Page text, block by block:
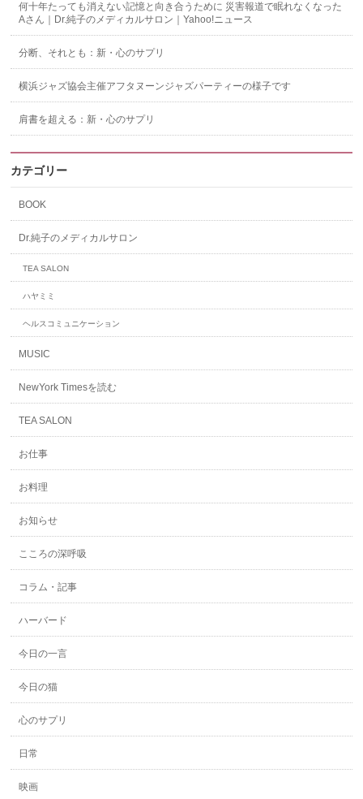
何十年たっても消えない記憶と向き合うために 災害報道で眠れなくなった
Aさん｜Dr.純子のメディカルサロン｜Yahoo!ニュース
分断、それとも：新・心のサプリ
横浜ジャズ協会主催アフタヌーンジャズパーティーの様子です
肩書を超える：新・心のサプリ
カテゴリー
BOOK
Dr.純子のメディカルサロン
TEA SALON
ハヤミミ
ヘルスコミュニケーション
MUSIC
NewYork Timesを読む
TEA SALON
お仕事
お料理
お知らせ
こころの深呼吸
コラム・記事
ハーバード
今日の一言
今日の猫
心のサプリ
日常
映画